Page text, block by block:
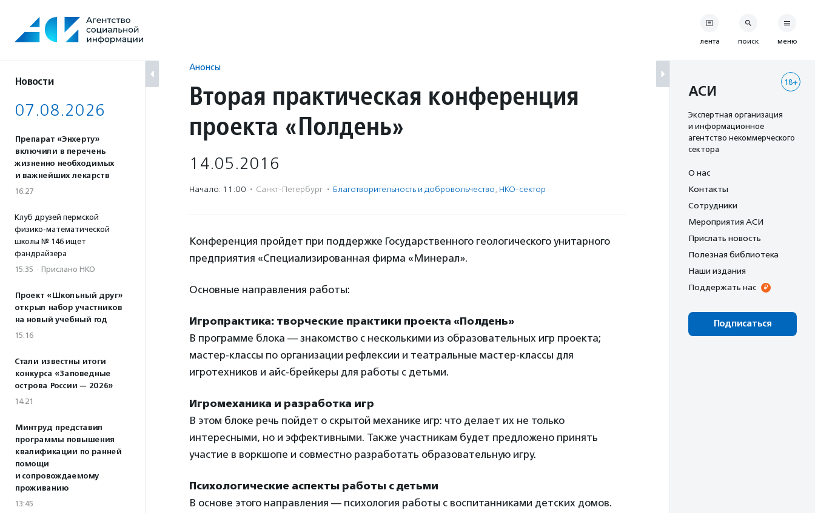
содержанию
Новости
07.08.2026
Препарат «Энхерту»
включили в перечень
жизненно необходимых
и важнейших лекарств
16:27
Клуб друзей пермской
физико-математической
школы № 146 ищет
фандрайзера
15:35 · Прислано НКО
Проект «Школьный друг»
открыл набор участников
на новый учебный год
15:16
Стали известны итоги
конкурса «Заповедные
острова России — 2026»
14:21
Минтруд представил
программы повышения
квалификации по ранней
помощи
и сопровождаемому
проживанию
13:45
Анонсы
Вторая практическая конференция
проекта «Полдень»
14.05.2016
Начало: 11:00 · Санкт-Петербург · Благотвори­тель­ность и доброволь­чест­во, НКО-сектор
Конференция пройдет при поддержке Государственного геологического унитарного
предприятия «Специализированная фирма «Минерал».
Основные направления работы:
Игропрактика: творческие практики проекта «Полдень»
В программе блока — знакомство с несколькими из образовательных игр проекта;
мастер-классы по организации рефлексии и театральные мастер-классы для
игротехников и айс-брейкеры для работы с детьми.
Игромеханика и разработка игр
В этом блоке речь пойдет о скрытой механике игр: что делает их не только
интересными, но и эффективными. Также участникам будет предложено принять
участие в воркшопе и совместно разработать образовательную игру.
Психологические аспекты работы с детьми
В основе этого направления — психология работы с воспитанниками детских домов.
лента поиск меню
18+
АСИ
Экспертная организация
и информационное
агентство некоммерческого
сектора
О нас
Контакты
Сотрудники
Мероприятия АСИ
Прислать новость
Полезная библиотека
Наши издания
Поддержать нас
Подписаться